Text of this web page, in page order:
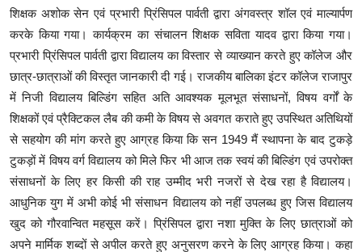
शिक्षक अशोक सेन एवं प्रभारी प्रिंसिपल पार्वती द्वारा अंगवस्त्र शॉल एवं माल्यार्पण
करके किया गया। कार्यक्रम का संचालन शिक्षक सविता यादव द्वारा किया गया।
प्रभारी प्रिंसिपल पार्वती द्वारा विद्यालय का विस्तार से व्याख्यान करते हुए कॉलेज और
छात्र-छात्राओं की विस्तृत जानकारी दी गई। राजकीय बालिका इंटर कॉलेज राजापुर
में निजी विद्यालय बिल्डिंग सहित अति आवश्यक मूलभूत संसाधनों, विषय वर्गों के
शिक्षकों एवं प्रैक्टिकल लैब की कमी के विषय से अवगत कराते हुए उपस्थित अतिथियों
से सहयोग की मांग करते हुए आग्रह किया कि सन 1949 मैं स्थापना के बाद टुकड़े
टुकड़ों में विषय वर्ग विद्यालय को मिले फिर भी आज तक स्वयं की बिल्डिंग एवं उपरोक्त
संसाधनों के लिए हर किसी की राह उम्मीद भरी नजरों से देख रहा है विद्यालय।
आधुनिक युग में अभी कोई भी संसाधन विद्यालय को नहीं उपलब्ध हुए जिस विद्यालय
खुद को गौरवान्वित महसूस करें। प्रिंसिपल द्वारा नशा मुक्ति के लिए छात्राओं को
अपने मार्मिक शब्दों से अपील करते हुए अनुसरण करने के लिए आग्रह किया। कहा